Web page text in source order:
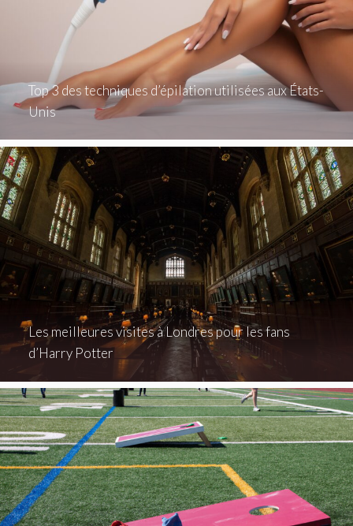
Top 3 des techniques d’épilation utilisées aux États-
Unis
Les meilleures visites à Londres pour les fans
d’Harry Potter